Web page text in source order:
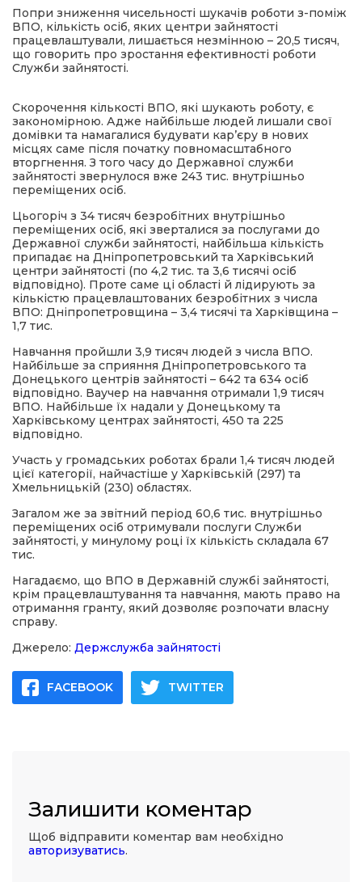
Попри зниження чисельності шукачів роботи з-поміж
ВПО, кількість осіб, яких центри зайнятості
працевлаштували, лишається незмінною – 20,5 тисяч,
що говорить про зростання ефективності роботи
Служби зайнятості.
Скорочення кількості ВПО, які шукають роботу, є
закономірною. Адже найбільше людей лишали свої
домівки та намагалися будувати кар’єру в нових
місцях саме після початку повномасштабного
вторгнення. З того часу до Державної служби
зайнятості звернулося вже 243 тис. внутрішньо
переміщених осіб.
Цьогоріч з 34 тисяч безробітних внутрішньо
переміщених осіб, які зверталися за послугами до
Державної служби зайнятості, найбільша кількість
припадає на Дніпропетровський та Харківський
центри зайнятості (по 4,2 тис. та 3,6 тисячі осіб
відповідно). Проте саме ці області й лідирують за
кількістю працевлаштованих безробітних з числа
ВПО: Дніпропетровщина – 3,4 тисячі та Харківщина –
1,7 тис.
Навчання пройшли 3,9 тисяч людей з числа ВПО.
Найбільше за сприяння Дніпропетровського та
Донецького центрів зайнятості – 642 та 634 осіб
відповідно. Ваучер на навчання отримали 1,9 тисяч
ВПО. Найбільше їх надали у Донецькому та
Харківському центрах зайнятості, 450 та 225
відповідно.
Участь у громадських роботах брали 1,4 тисяч людей
цієї категорії, найчастіше у Харківській (297) та
Хмельницькій (230) областях.
Загалом же за звітний період 60,6 тис. внутрішньо
переміщених осіб отримували послуги Служби
зайнятості, у минулому році їх кількість складала 67
тис.
Нагадаємо, що ВПО в Державній службі зайнятості,
крім працевлаштування та навчання, мають право на
отримання гранту, який дозволяє розпочати власну
справу.
Джерело: Держслужба зайнятості
FACEBOOK TWITTER
Залишити коментар
Щоб відправити коментар вам необхідно
авторизуватись.